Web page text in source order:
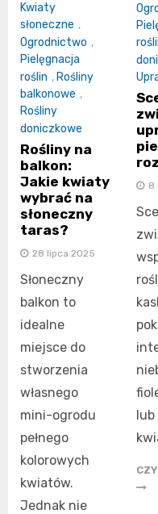
Kwiaty
słoneczne ,
Ogrodnictwo ,
Pielęgnacja
roślin , Rośliny
balkonowe ,
Rośliny
doniczkowe
Rośliny na
balkon:
Jakie kwiaty
wybrać na
słoneczny
taras?
28 lipca 2025
Słoneczny
balkon to
idealne
miejsce do
stworzenia
własnego
mini-ogrodu
pełnego
kolorowych
kwiatów.
Jednak nie
8
lub